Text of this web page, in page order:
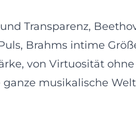
Transparenz,
Brahms intime
von Virtuosität
musikalische